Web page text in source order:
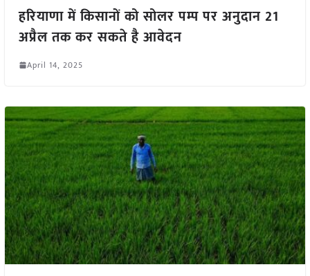
हरियाणा में किसानों को सोलर पम्प पर अनुदान 21
अप्रैल तक कर सकते है आवेदन
April 14, 2025